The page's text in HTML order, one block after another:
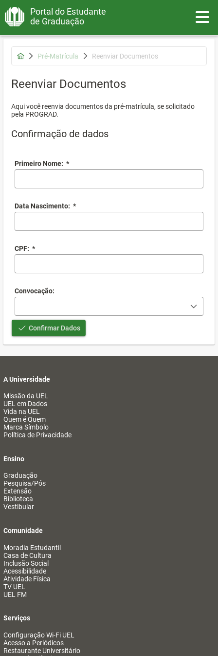
Portal do Estudante
de Graduação
Pré-Matrícula Reenviar Documentos
Reenviar Documentos
Aqui você reenvia documentos da pré-matrícula, se solicitado
pela PROGRAD.
Confirmação de dados
Primeiro Nome: *
Data Nascimento: *
CPF: *
Convocação:
Confirmar Dados
A Universidade
Missão da UEL
UEL em Dados
Vida na UEL
Quem é Quem
Marca Símbolo
Política de Privacidade
Ensino
Graduação
Pesquisa/Pós
Extensão
Biblioteca
Vestibular
Comunidade
Moradia Estudantil
Casa de Cultura
Inclusão Social
Acessibilidade
Atividade Física
TV UEL
UEL FM
Serviços
Configuração Wi-Fi UEL
Acesso a Periódicos
Restaurante Universitário